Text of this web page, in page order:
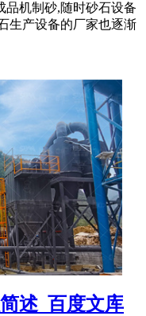
品机制砂,随时砂石设备
生产设备的厂家也逐渐
述_百度文库